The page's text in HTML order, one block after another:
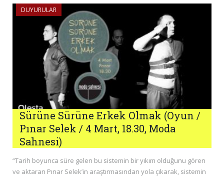
DUYURULAR
Sürüne Sürüne Erkek Olmak (Oyun /
Pınar Selek / 4 Mart, 18.30, Moda
Sahnesi)
“Tarih boyunca süre gelen bu sistemin bir yıkım olduğunu gören
ve aktaran Pınar Selek’in araştırmasından yola çıkarak, sistemin